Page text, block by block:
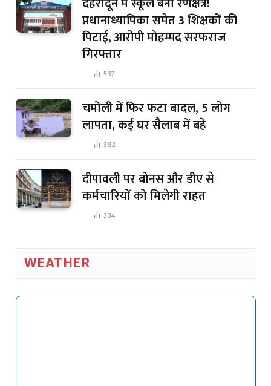
प्रधानाध्यापिका समेत 3 शिक्षकों की
पिटाई, आरोपी मोहम्मद सरफराज
गिरफ्तार
537
चमोली में फिर फटा बादल, 5 लोग
लापता, कई घर सैलाब में बहे
382
दीपावली पर बोनस और डीए से
कर्मचारियों को मिलेगी राहत
334
WEATHER